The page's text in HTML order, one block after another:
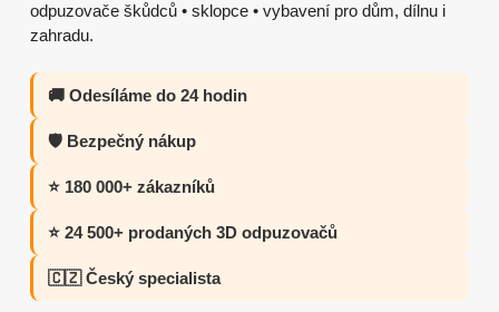
odpuzovače škůdců • sklopce • vybavení pro dům, dílnu i
zahradu.
🚚 Odesíláme do 24 hodin
🛡️ Bezpečný nákup
⭐ 180 000+ zákazníků
⭐ 24 500+ prodaných 3D odpuzovačů
🇨🇿 Český specialista